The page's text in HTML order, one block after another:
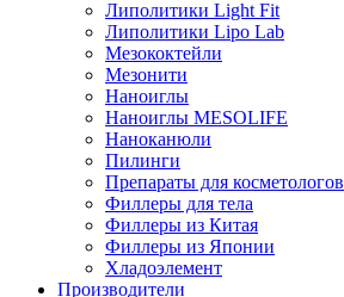
Липолитики Light Fit
Липолитики Lipo Lab
Мезококтейли
Мезонити
Наноиглы
Наноиглы MESOLIFE
Наноканюли
Пилинги
Препараты для косметологов
Филлеры для тела
Филлеры из Китая
Филлеры из Японии
Хладоэлемент
Производители